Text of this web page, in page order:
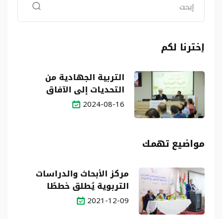
إخترنا لكم
التربية الجهادية من
التحديات إلى الآفاق
2024-08-16
مواضيع تهمك
مركز الأبحاث والدراسات
التربوية يُطلق خططًا
ومشاريع وبرامج في
2021-12-09